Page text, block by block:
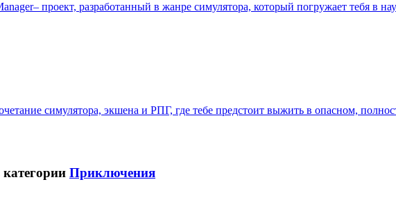
проект, разработанный в жанре симулятора, который погружает тебя в
симулятора, экшена и РПГ, где тебе предстоит выжить в опасном,
Приключения